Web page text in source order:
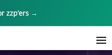
zzp’ers →